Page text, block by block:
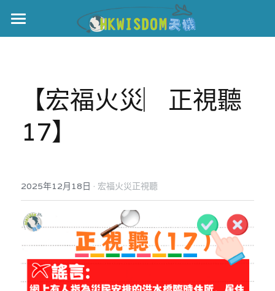
主頁
伊美戰爭
黎智英案
美西媒體謊言實錄
宏福‧革新
宏福火災正視聽
記錄．宏福苑火災
港聞
中國
國際
娛樂
【宏福火災︳正視聽
17】
2025年12月18日 · 宏福火災正視聽